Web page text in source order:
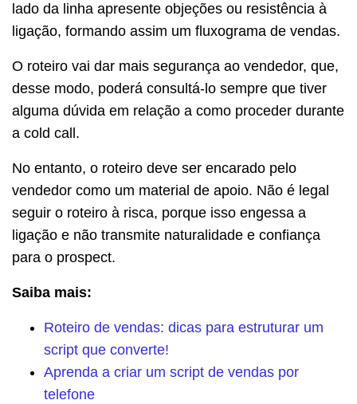
lado da linha apresente objeções ou resistência à
ligação, formando assim um fluxograma de vendas.
O roteiro vai dar mais segurança ao vendedor, que,
desse modo, poderá consultá-lo sempre que tiver
alguma dúvida em relação a como proceder durante
a cold call.
No entanto, o roteiro deve ser encarado pelo
vendedor como um material de apoio. Não é legal
seguir o roteiro à risca, porque isso engessa a
ligação e não transmite naturalidade e confiança
para o prospect.
Saiba mais:
Roteiro de vendas: dicas para estruturar um
script que converte!
Aprenda a criar um script de vendas por
telefone